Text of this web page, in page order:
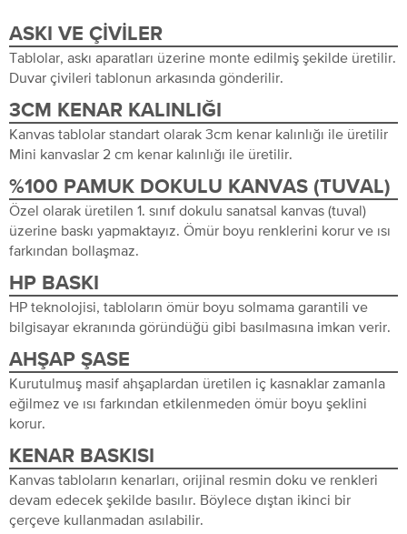
ASKI VE ÇIVILER
Tablolar, askı aparatları üzerine monte edilmiş şekilde üretilir.
Duvar çivileri tablonun arkasında gönderilir.
3CM KENAR KALINLIĞI
Kanvas tablolar standart olarak 3cm kenar kalınlığı ile üretilir
Mini kanvaslar 2 cm kenar kalınlığı ile üretilir.
%100 PAMUK DOKULU KANVAS (TUVAL)
Özel olarak üretilen 1. sınıf dokulu sanatsal kanvas (tuval)
üzerine baskı yapmaktayız. Ömür boyu renklerini korur ve ısı
farkından bollaşmaz.
HP BASKI
HP teknolojisi, tabloların ömür boyu solmama garantili ve
bilgisayar ekranında göründüğü gibi basılmasına imkan verir.
AHŞAP ŞASE
Kurutulmuş masif ahşaplardan üretilen iç kasnaklar zamanla
eğilmez ve ısı farkından etkilenmeden ömür boyu şeklini
korur.
KENAR BASKISI
Kanvas tabloların kenarları, orijinal resmin doku ve renkleri
devam edecek şekilde basılır. Böylece dıştan ikinci bir
çerçeve kullanmadan asılabilir.